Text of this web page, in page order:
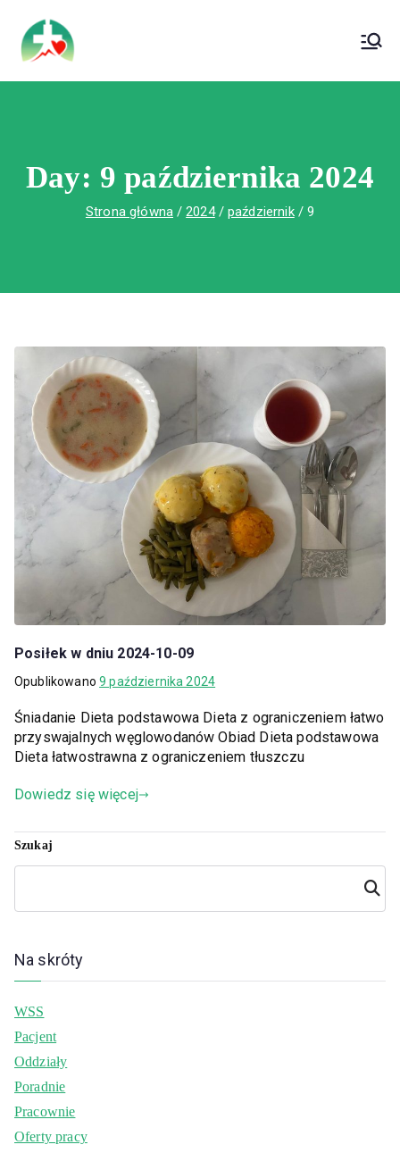
treści
Wojewódzki Szpital Specjalistyczny im.
Św. Rafała w Czerwonej Górze
Day: 9 października 2024
Strona główna 2024 październik 9
Posiłek w dniu 2024-10-09
Opublikowano9 października 2024
Śniadanie Dieta podstawowa Dieta z ograniczeniem łatwo
przyswajalnych węglowodanów Obiad Dieta podstawowa
Dieta łatwostrawna z ograniczeniem tłuszczu
Dowiedz się więcej
Szukaj
Szuka
j
Na skróty
WSS
Pacjent
Oddziały
Poradnie
Pracownie
Oferty pracy